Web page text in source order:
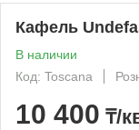
Кафель
В наличии
Код: Toscana
10 400 ₸/